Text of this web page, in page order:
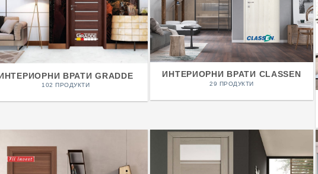
ВРАТИ GRADDE
102 ПРОДУКТИ
ИНТЕРИОРНИ ВРАТИ CLASSEN
29 ПРОДУКТИ